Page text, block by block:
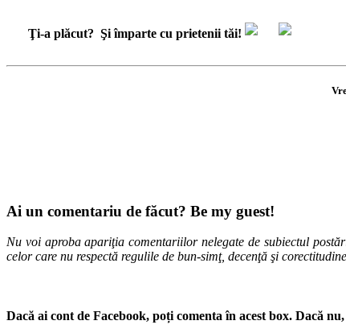
Ţi-a plăcut? Şi împarte cu prietenii tăi!
Ai un comentariu de făcut? Be my guest!
Nu voi aproba apariţia comentariilor nelegate de subiectul
celor care nu respectă regulile de bun-simţ, decenţă şi
Dacă ai cont de Facebook, poți comenta în acest box. Dacă